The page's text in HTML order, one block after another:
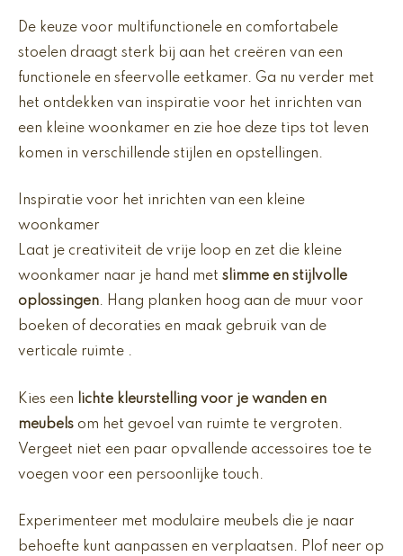
De keuze voor multifunctionele en comfortabele
stoelen draagt sterk bij aan het creëren van een
functionele en sfeervolle eetkamer. Ga nu verder met
het ontdekken van inspiratie voor het inrichten van
een kleine woonkamer en zie hoe deze tips tot leven
komen in verschillende stijlen en opstellingen.
Inspiratie voor het inrichten van een kleine
woonkamer
Laat je creativiteit de vrije loop en zet die kleine
woonkamer naar je hand met slimme en stijlvolle
oplossingen. Hang planken hoog aan de muur voor
boeken of decoraties en maak gebruik van de
verticale ruimte .
Kies een
lichte kleurstelling voor je wanden en
meubels om het gevoel van ruimte te vergroten.
Vergeet niet een paar opvallende accessoires toe te
voegen voor een persoonlijke touch.
Experimenteer met modulaire meubels die je naar
behoefte kunt aanpassen en verplaatsen. Plof neer op